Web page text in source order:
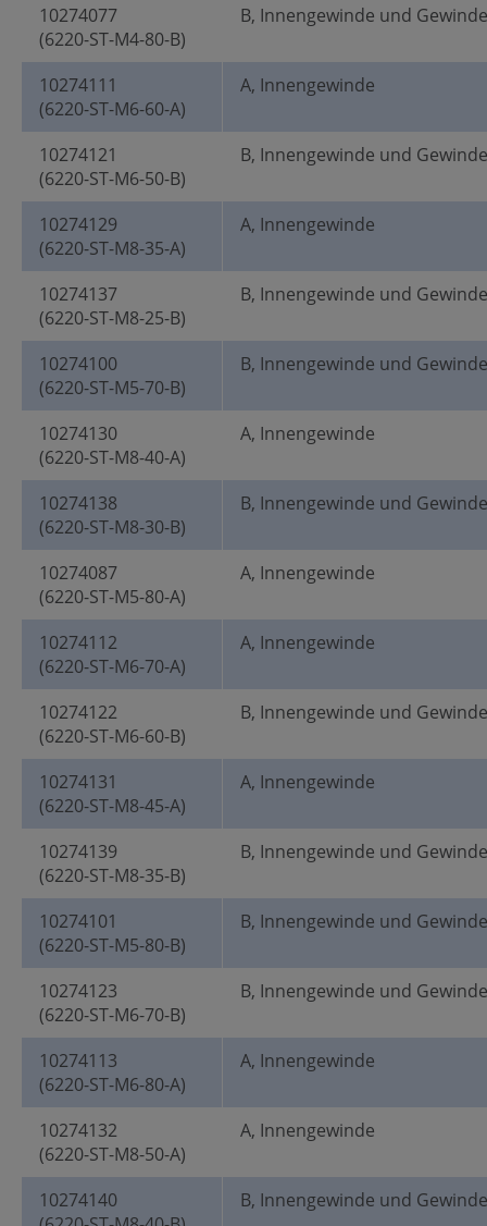
10274077
(6220-ST-M4-80-B)
B, Innengewinde und
10274111
(6220-ST-M6-60-A)
A, Innengewinde
10274121
(6220-ST-M6-50-B)
B, Innengewinde und
10274129
(6220-ST-M8-35-A)
A, Innengewinde
10274137
(6220-ST-M8-25-B)
B, Innengewinde und
10274100
(6220-ST-M5-70-B)
B, Innengewinde und
10274130
(6220-ST-M8-40-A)
A, Innengewinde
10274138
(6220-ST-M8-30-B)
B, Innengewinde und
10274087
(6220-ST-M5-80-A)
A, Innengewinde
10274112
(6220-ST-M6-70-A)
A, Innengewinde
10274122
(6220-ST-M6-60-B)
B, Innengewinde und
10274131
(6220-ST-M8-45-A)
A, Innengewinde
10274139
(6220-ST-M8-35-B)
B, Innengewinde und
10274101
(6220-ST-M5-80-B)
B, Innengewinde und
10274123
(6220-ST-M6-70-B)
B, Innengewinde und
10274113
(6220-ST-M6-80-A)
A, Innengewinde
10274132
(6220-ST-M8-50-A)
A, Innengewinde
10274140
B, Innengewinde und